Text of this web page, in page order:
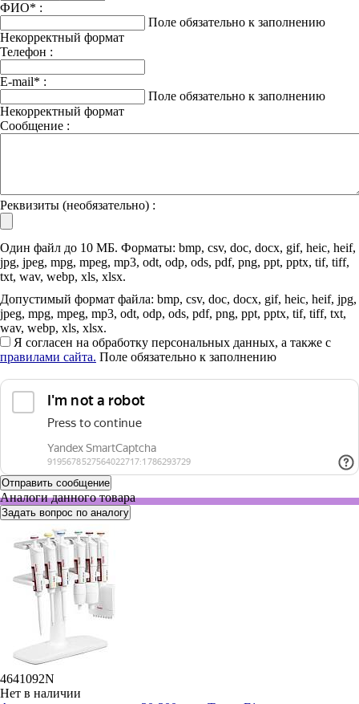
ФИО* :
Поле обязательно к заполнению
Некорректный формат
Телефон :
E-mail* :
Поле обязательно к заполнению
Некорректный формат
Сообщение :
Реквизиты (необязательно) :
Один файл до 10 МБ. Форматы: bmp, csv, doc, docx, gif, heic, heif,
jpg, jpeg, mpg, mpeg, mp3, odt, odp, ods, pdf, png, ppt, pptx, tif, tiff,
txt, wav, webp, xls, xlsx.
Допустимый формат файла: bmp, csv, doc, docx, gif, heic, heif, jpg,
jpeg, mpg, mpeg, mp3, odt, odp, ods, pdf, png, ppt, pptx, tif, tiff, txt,
wav, webp, xls, xlsx.
Я согласен на обработку персональных данных, а также с
правилами сайта. Поле обязательно к заполнению
Аналоги данного товара
Задать вопрос по аналогу
4641092N
Нет в наличии